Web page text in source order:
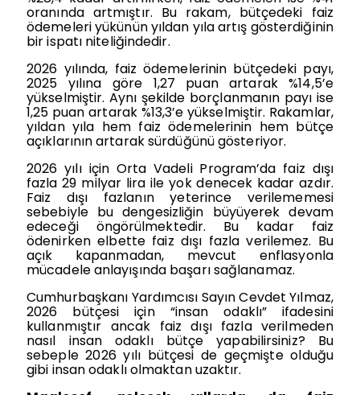
oranında artmıştır. Bu rakam, bütçedeki faiz
ödemeleri yükünün yıldan yıla artış gösterdiğinin
bir ispatı niteliğindedir.
2026 yılında, faiz ödemelerinin bütçedeki payı,
2025 yılına göre 1,27 puan artarak %14,5’e
yükselmiştir. Aynı şekilde borçlanmanın payı ise
1,25 puan artarak %13,3’e yükselmiştir. Rakamlar,
yıldan yıla hem faiz ödemelerinin hem bütçe
açıklarının artarak sürdüğünü gösteriyor.
2026 yılı için Orta Vadeli Program’da faiz dışı
fazla 29 milyar lira ile yok denecek kadar azdır.
Faiz dışı fazlanın yeterince verilememesi
sebebiyle bu dengesizliğin büyüyerek devam
edeceği öngörülmektedir. Bu kadar faiz
ödenirken elbette faiz dışı fazla verilemez. Bu
açık kapanmadan, mevcut enflasyonla
mücadele anlayışında başarı sağlanamaz.
Cumhurbaşkanı Yardımcısı Sayın Cevdet Yılmaz,
2026 bütçesi için “insan odaklı” ifadesini
kullanmıştır ancak faiz dışı fazla verilmeden
nasıl insan odaklı bütçe yapabilirsiniz? Bu
sebeple 2026 yılı bütçesi de geçmişte olduğu
gibi insan odaklı olmaktan uzaktır.